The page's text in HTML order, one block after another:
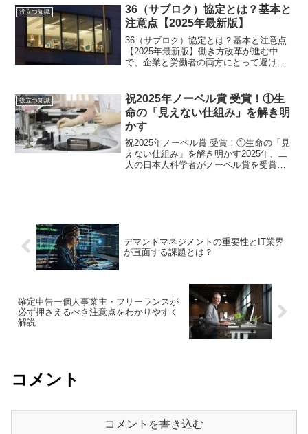
し、2026年の確定申告（2025年分）で
は、税制改正や...
役立つ知識
36（サブロク）協定とは？基本と
注意点【2025年最新版】
36（サブロク）協定とは？基本と注意点
【2025年最新版】働き方改革が進む中
で、企業と労働者の両方にとって避けて
があっても、実際にどのような内容なの
か、なぜ必要なのかを正...
役立つ知識
祝2025年ノーベル賞 受賞！①生
命の「見えない仕組み」を解き明
かす
祝2025年ノーベル賞 受賞！①生命の「見
えない仕組み」を解き明かす2025年、二
人の日本人科学者がノーベル賞を受賞し
デマンドマネジメントの重要性とIT業界
が直面する課題とは？
確定申告ー個人事業主・フリーランスが
必ず押さえるべき注意点をわかりやすく
解説
コメント
コメントを書き込む